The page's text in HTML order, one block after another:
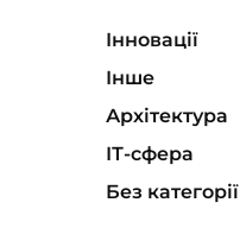
Інновації
Інше
Архітектура
ІТ-сфера
Без категорії